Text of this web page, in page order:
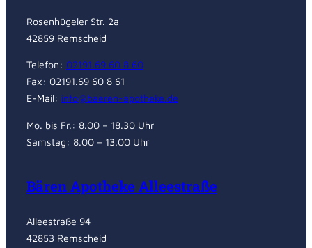
Rosenhügeler Str. 2a
42859 Remscheid
Telefon: 02191.69 60 8 60
Fax: 02191.69 60 8 61
E-Mail: info@baeren-apotheke.de
Mo. bis Fr.: 8.00 – 18.30 Uhr
Samstag: 8.00 – 13.00 Uhr
Bären Apotheke Alleestraße
Alleestraße 94
42853 Remscheid